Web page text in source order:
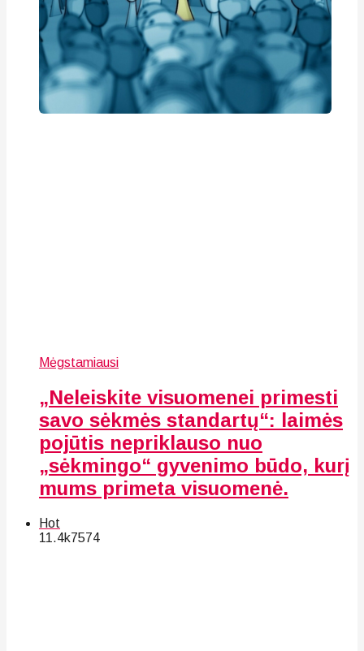
Mėgstamiausi
„Neleiskite visuomenei primesti
savo sėkmės standartų“: laimės
pojūtis nepriklauso nuo
„sėkmingo“ gyvenimo būdo, kurį
mums primeta visuomenė.
Hot
11.4k7574